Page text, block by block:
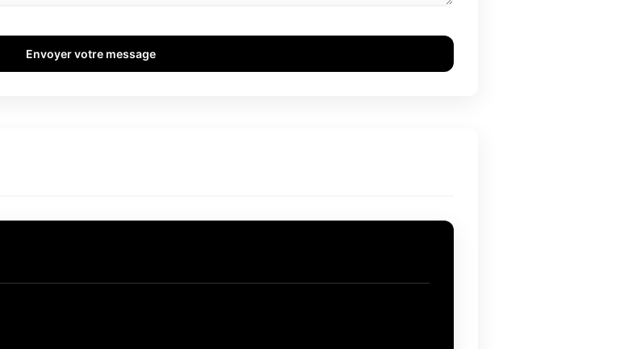
Envoyer votre message